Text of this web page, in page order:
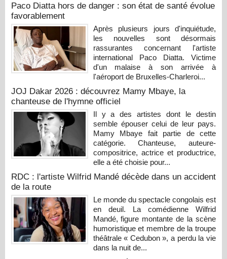
Paco Diatta hors de danger : son état de santé évolue
favorablement
Après plusieurs jours d'inquiétude,
les nouvelles sont désormais
rassurantes concernant l'artiste
international Paco Diatta. Victime
d'un malaise à son arrivée à
l'aéroport de Bruxelles-Charleroi...
JOJ Dakar 2026 : découvrez Mamy Mbaye, la
chanteuse de l'hymne officiel
Il y a des artistes dont le destin
semble épouser celui de leur pays.
Mamy Mbaye fait partie de cette
catégorie. Chanteuse, auteure-
compositrice, actrice et productrice,
elle a été choisie pour...
RDC : l'artiste Wilfrid Mandé décède dans un accident
de la route
Le monde du spectacle congolais est
en deuil. La comédienne Wilfrid
Mandé, figure montante de la scène
humoristique et membre de la troupe
théâtrale « Cedubon », a perdu la vie
dans la nuit de...